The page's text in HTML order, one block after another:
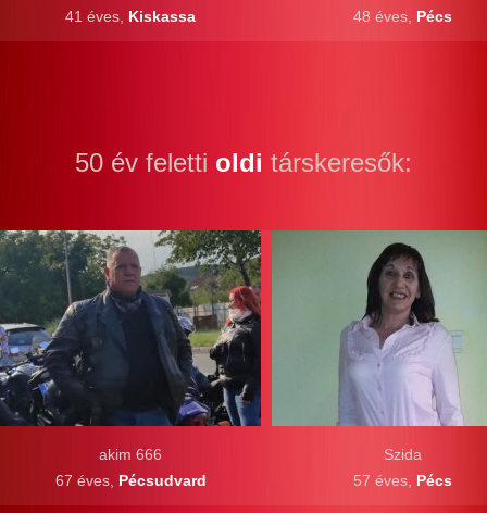
41 éves, Kiskassa
48 éves, Pécs
50 év feletti oldi társkeresők:
Szida
57 éves, Pécs
akim 666
67 éves, Pécsudvard